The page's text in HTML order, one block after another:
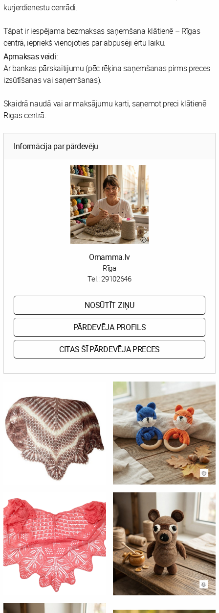
kurjerdienestu cenrādi.
Tāpat ir iespējama bezmaksas saņemšana klātienē – Rīgas
centrā, iepriekš vienojoties par abpusēji ērtu laiku.
Apmaksas veidi:
Ar bankas pārskaitījumu (pēc rēķina saņemšanas pirms preces
izsūtīšanas vai saņemšanas).
Skaidrā naudā vai ar maksājumu karti, saņemot preci klātienē
Rīgas centrā.
Informācija par pārdevēju
Omamma.lv
Rīga
Tel.:29102646
NOSŪTĪT ZIŅU
PĀRDEVĒJA PROFILS
CITAS ŠĪ PĀRDEVĒJA PRECES